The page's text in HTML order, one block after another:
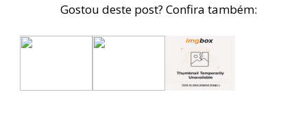
Gostou deste post? Confira também: